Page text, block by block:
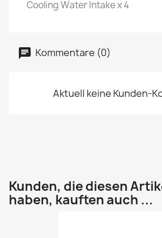
Cooling Water Intake x 4
Kommentare (0)
Aktuell keine Kunden-
Kunden, die diesen
haben, kauften auch ...